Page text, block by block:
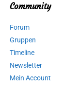
Community
Forum
Gruppen
Timeline
Newsletter
Mein Account